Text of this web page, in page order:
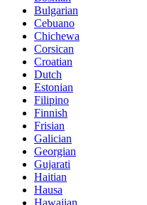
Bulgarian
Cebuano
Chichewa
Corsican
Croatian
Dutch
Estonian
Filipino
Finnish
Frisian
Galician
Georgian
Gujarati
Haitian
Hausa
Hawaiian